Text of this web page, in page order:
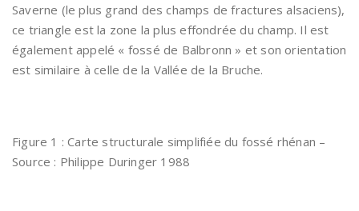
Saverne (le plus grand des champs de fractures alsaciens),
ce triangle est la zone la plus effondrée du champ. Il est
également appelé « fossé de Balbronn » et son orientation
est similaire à celle de la Vallée de la Bruche.
Figure 1 : Carte structurale simplifiée du fossé rhénan –
Source : Philippe Duringer 1988